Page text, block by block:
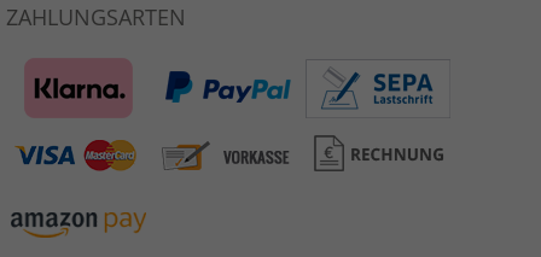
ZAHLUNGSARTEN